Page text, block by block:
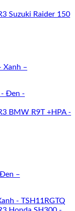
Xanh –
–